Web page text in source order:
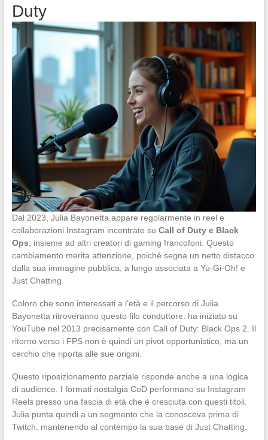
Duty
Dal 2023, Julia Bayonetta appare regolarmente in reel e
collaborazioni Instagram incentrate su Call of Duty e Black
Ops, insieme ad altri creatori di gaming francofoni. Questo
cambiamento merita attenzione, poiché segna un netto distacco
dalla sua immagine pubblica, a lungo associata a Yu-Gi-Oh! e
Just Chatting.
Coloro che sono interessati a l’età e il percorso di Julia
Bayonetta ritroveranno questo filo conduttore: ha iniziato su
YouTube nel 2013 precisamente con Call of Duty: Black Ops 2. Il
ritorno verso i FPS non è quindi un pivot opportunistico, ma un
cerchio che riporta alle sue origini.
Questo riposizionamento parziale risponde anche a una logica
di audience. I formati nostalgia CoD performano su Instagram
Reels presso una fascia di età che è cresciuta con questi titoli.
Julia punta quindi a un segmento che la conosceva prima di
Twitch, mantenendo al contempo la sua base di Just Chatting.